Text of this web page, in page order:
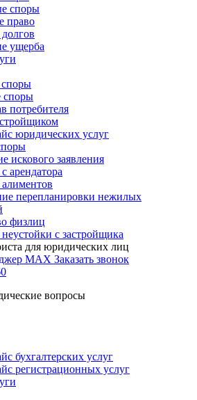
споры
право
ущерба
споры
потребителя
юридических услуг
искового заявления
арендатора
перепланировки нежилых
физлиц
с застройщика
для юридических лиц
MAX Заказать звонок
вопросы
бухгалтерских услуг
регистрационных услуг